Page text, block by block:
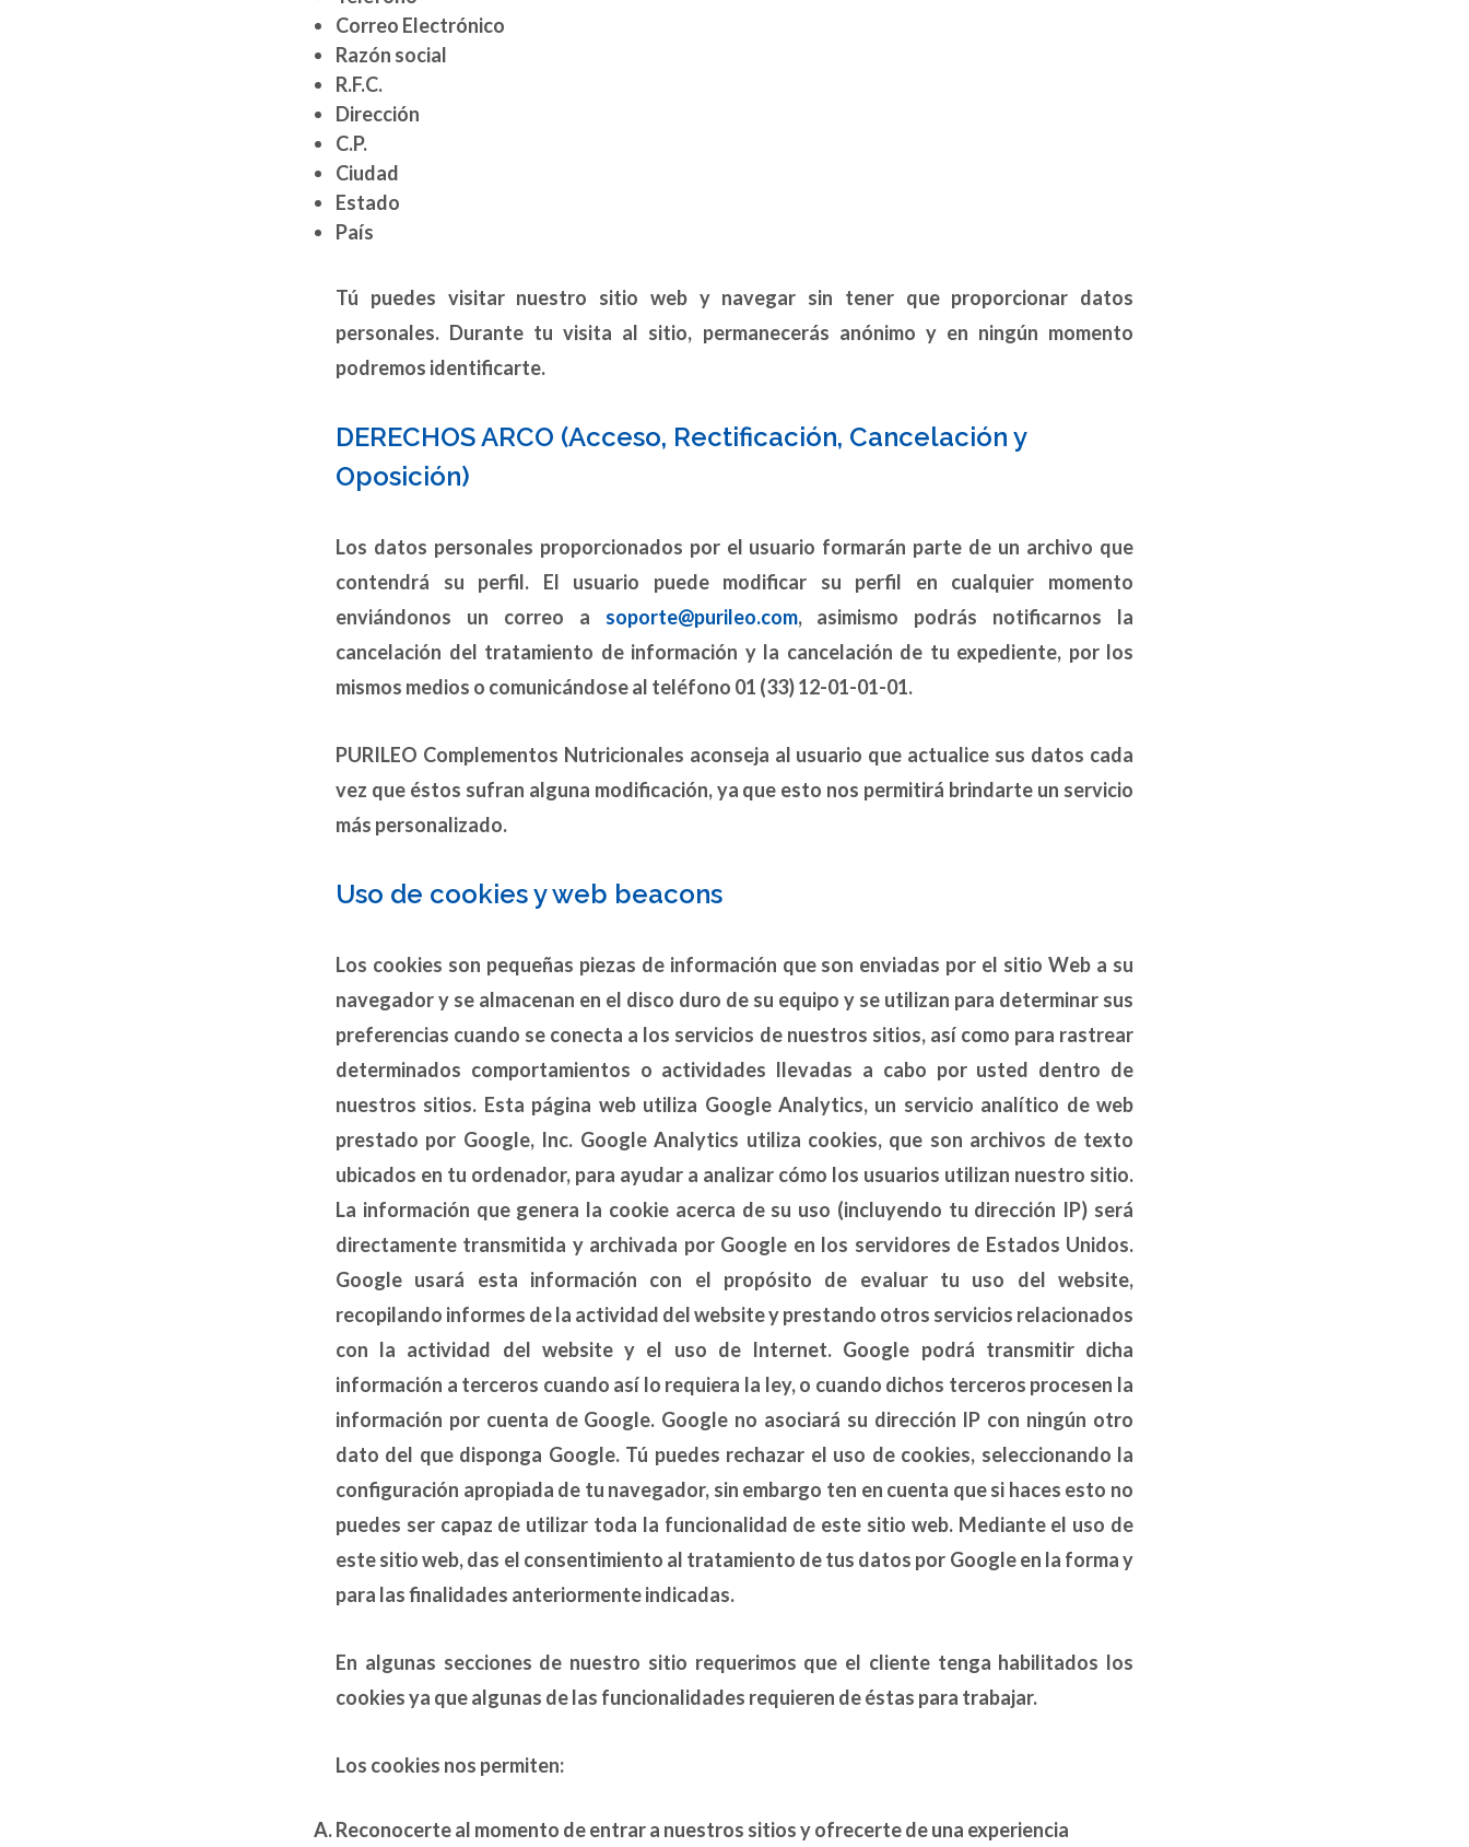
Correo Electrónico
Razón social
R.F.C.
Dirección
C.P.
Ciudad
Estado
País
Tú puedes visitar nuestro sitio web y navegar sin tener que proporcionar datos
personales. Durante tu visita al sitio, permanecerás anónimo y en ningún momento
podremos identificarte.
DERECHOS ARCO (Acceso, Rectificación, Cancelación y
Oposición)
Los datos personales proporcionados por el usuario formarán parte de un archivo que
contendrá su perfil. El usuario puede modificar su perfil en cualquier momento
enviándonos un correo a soporte@purileo.com, asimismo podrás notificarnos la
cancelación del tratamiento de información y la cancelación de tu expediente, por los
mismos medios o comunicándose al teléfono 01 (33) 12-01-01-01.
PURILEO Complementos Nutricionales aconseja al usuario que actualice sus datos cada
vez que éstos sufran alguna modificación, ya que esto nos permitirá brindarte un servicio
más personalizado.
Uso de cookies y web beacons
Los cookies son pequeñas piezas de información que son enviadas por el sitio Web a su
navegador y se almacenan en el disco duro de su equipo y se utilizan para determinar sus
preferencias cuando se conecta a los servicios de nuestros sitios, así como para rastrear
determinados comportamientos o actividades llevadas a cabo por usted dentro de
nuestros sitios. Esta página web utiliza Google Analytics, un servicio analítico de web
prestado por Google, Inc. Google Analytics utiliza cookies, que son archivos de texto
ubicados en tu ordenador, para ayudar a analizar cómo los usuarios utilizan nuestro sitio.
La información que genera la cookie acerca de su uso (incluyendo tu dirección IP) será
directamente transmitida y archivada por Google en los servidores de Estados Unidos.
Google usará esta información con el propósito de evaluar tu uso del website,
recopilando informes de la actividad del website y prestando otros servicios relacionados
con la actividad del website y el uso de Internet. Google podrá transmitir dicha
información a terceros cuando así lo requiera la ley, o cuando dichos terceros procesen la
información por cuenta de Google. Google no asociará su dirección IP con ningún otro
dato del que disponga Google. Tú puedes rechazar el uso de cookies, seleccionando la
configuración apropiada de tu navegador, sin embargo ten en cuenta que si haces esto no
puedes ser capaz de utilizar toda la funcionalidad de este sitio web. Mediante el uso de
este sitio web, das el consentimiento al tratamiento de tus datos por Google en la forma y
para las finalidades anteriormente indicadas.
En algunas secciones de nuestro sitio requerimos que el cliente tenga habilitados los
cookies ya que algunas de las funcionalidades requieren de éstas para trabajar.
Los cookies nos permiten:
Reconocerte al momento de entrar a nuestros sitios y ofrecerte de una experiencia